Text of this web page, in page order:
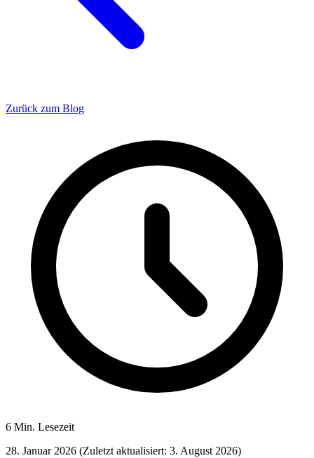
Zurück zum Blog
6 Min. Lesezeit
28. Januar 2026 (Zuletzt aktualisiert: 3. August 2026)